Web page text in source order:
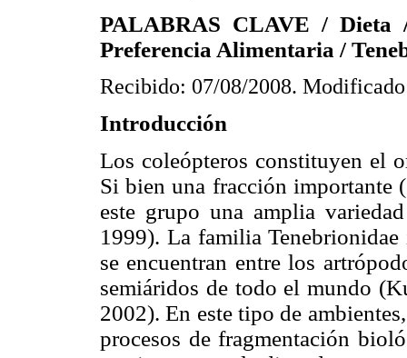
PALABRAS CLAVE /
Preferencia Alimentaria /
Recibido: 07/08/2008.
Introducción
Los coleópteros constituyen el
Si bien una fracción importante
este grupo una amplia
1999). La familia
se encuentran entre los
semiáridos de todo el mundo
2002). En este tipo de
procesos de fragmentación